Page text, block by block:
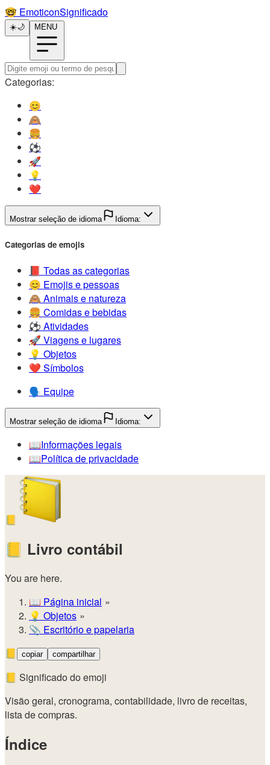
🤓️ EmoticonSignificado
☀️🌙 MENU
Categorias:
😊️
🙈️
🍔️
⚽️
🚀️
💡️
❤️
Mostrar seleção de idioma Idioma:
Categorias de emojis
📕️ Todas as categorias
😊️ Emojis e pessoas
🙈️ Animais e natureza
🍔️ Comidas e bebidas
⚽️ Atividades
🚀️ Viagens e lugares
💡️ Objetos
❤️ Símbolos
🗣️ Equipe
Mostrar seleção de idioma Idioma:
📖️Informações legais
📖️Política de privacidade
📒
📒 Livro contábil
You are here.
📖 Página inicial
💡️ Objetos
📎 Escritório e papelaria
📒
copiar compartilhar
📒 Significado do emoji
Visão geral, cronograma, contabilidade, livro de receitas,
lista de compras.
Índice